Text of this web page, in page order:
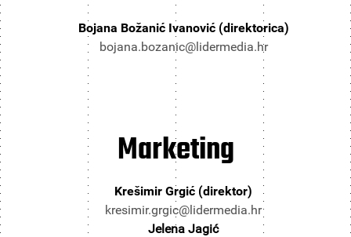
Bojana Božanić Ivanović (direktorica)
bojana.bozanic@lidermedia.hr
Marketing
Krešimir Grgić (direktor)
kresimir.grgic@lidermedia.hr
Jelena Jagić